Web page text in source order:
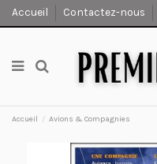
Accueil Contactez-nous
Accueil Avions & Compagnies